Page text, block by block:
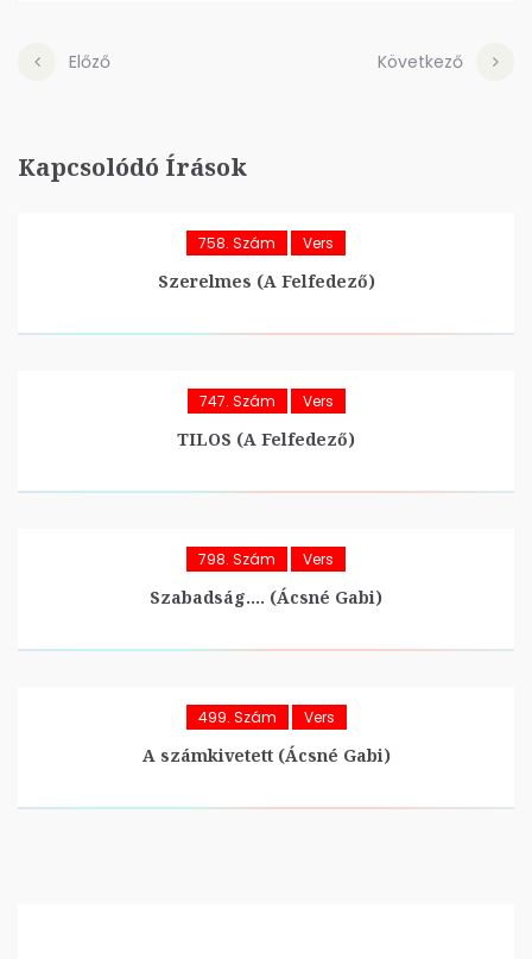
Előző Következő
Kapcsolódó Írások
758. Szám Vers
Szerelmes (A Felfedező)
747. Szám Vers
TILOS (A Felfedező)
798. Szám Vers
Szabadság…. (Ácsné Gabi)
499. Szám Vers
A számkivetett (Ácsné Gabi)